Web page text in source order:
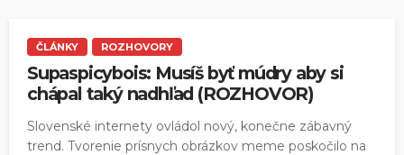
ČLÁNKY ROZHOVORY
Supaspicybois: Musíš byť múdry aby si
chápal taký nadhľad (ROZHOVOR)
Slovenské internety ovládol nový, konečne zábavný
trend. Tvorenie prísnych obrázkov meme poskočilo na